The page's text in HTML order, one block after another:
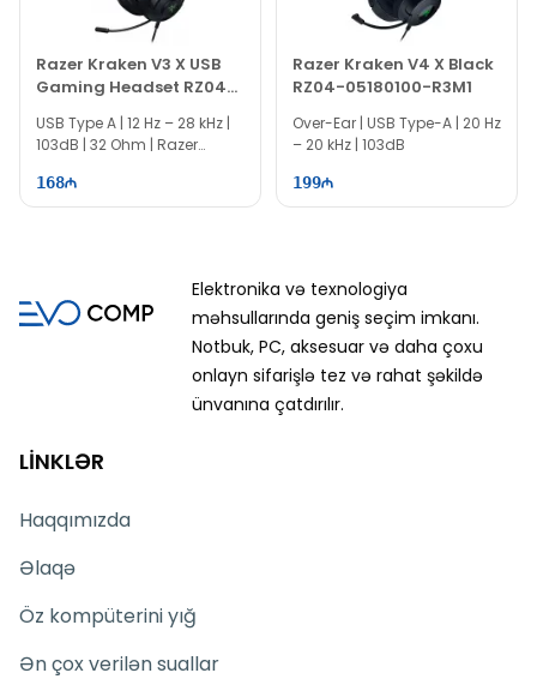
Razer Kraken V3 X USB
Gaming Headset RZ04-
03750300-R3M1
USB Type A | 12 Hz – 28 kHz |
103dB | 32 Ohm | Razer
168
Razer Kraken V4 X Black
RZ04-05180100-R3M1
Over-Ear | USB Type-A | 20 Hz
– 20 kHz | 103dB
199
Elektronika və texnologiya
məhsullarında geniş seçim imkanı.
Notbuk, PC, aksesuar və daha çoxu
onlayn sifarişlə tez və rahat şəkildə
ünvanına çatdırılır.
LİNKLƏR
Haqqımızda
Əlaqə
Öz kompüterini yığ
Ən çox verilən suallar